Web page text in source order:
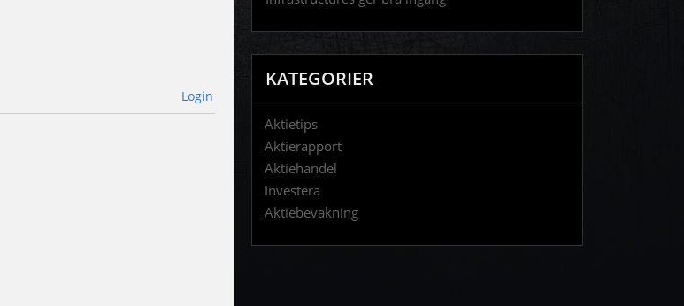
Login
KATEGORIER
Aktietips
Aktierapport
Aktiehandel
Investera
Aktiebevakning